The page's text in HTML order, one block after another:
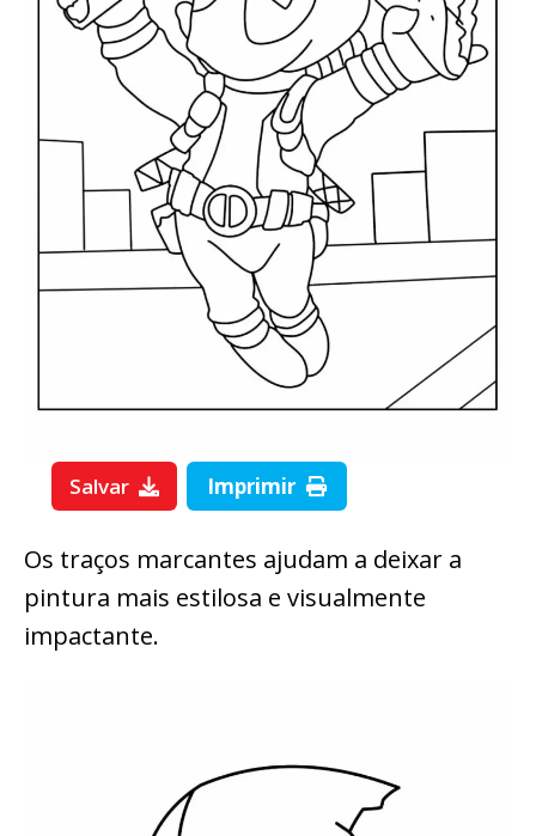
Salvar Imprimir
Os traços marcantes ajudam a deixar a
pintura mais estilosa e visualmente
impactante.